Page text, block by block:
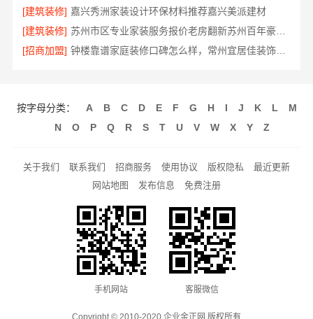
[建筑装修] 嘉兴秀洲家装设计环保材料推荐嘉兴美派建材
[建筑装修]
苏州市区专业家装服务报价老房翻新苏州百年豪庭新材料有限公司
[招商加盟]
钟楼靠谱家庭装修口碑怎么样，常州宜居佳装饰好评案例
按字母分类： A B C D E F G H I J K L
M
N
O P Q R S T U V W X Y Z
关于我们 联系我们 招商服务 使用协议 版权隐私
最近更新
网站地图
发布信息 免费注册
手机网站 客服微信
Copyright © 2010-2020 企业金正网 版权所有